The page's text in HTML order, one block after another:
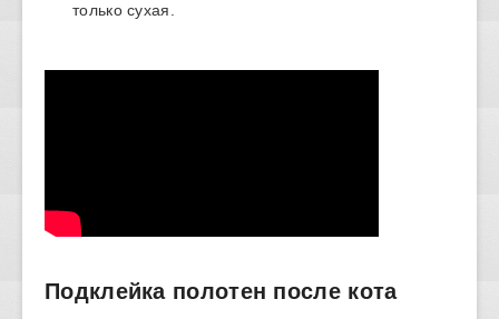
только сухая.
Подклейка полотен после кота